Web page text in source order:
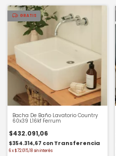
GRATIS
Bacha De Baño Lavatorio Country
60x39 L16kf Ferrum
$432.091,06
$354.314,67 con
6x$72.015,18sin interés